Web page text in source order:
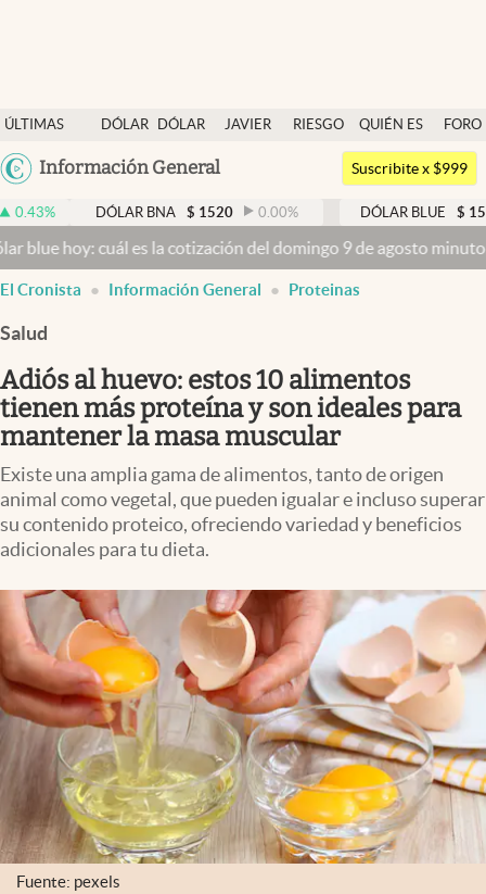
ÚLTIMAS
NOTICIAS
DÓLAR
DÓLAR
JAVIER
RIESGO
QUIÉN ES
QUIÉN
FORO
Argentina
México
Información General
Dólar
Members
Economía y Política
Finanzas y Mercados
Mercados Online
Columnistas
Otras secciones
Infotechnology
Clase
Mundial 2026
Eventos Corporativos
El Cronista Studio
Mediakit
abre en nueva pestaña
Argentina
Suscribite x $999
DÓLAR BNA $ 1520 0.00% DÓLAR BLUE $ 1525 -
es la cotización del domingo 9 de agosto minuto a minuto
El Cronista Información General Proteinas
Salud
Adiós al huevo: estos 10 alimentos
tienen más proteína y son ideales para
mantener la masa muscular
Existe una amplia gama de alimentos, tanto de origen
animal como vegetal, que pueden igualar e incluso superar
su contenido proteico, ofreciendo variedad y beneficios
adicionales para tu dieta.
Fuente: pexels